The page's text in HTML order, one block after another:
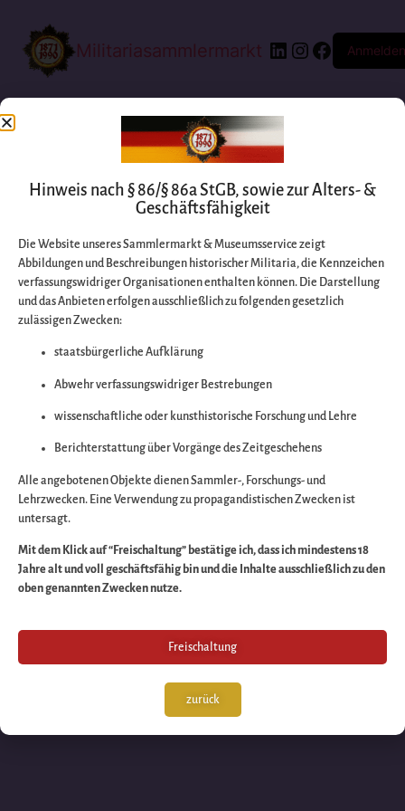
Militariasammlermarkt Anmelden
Entschuldigen Sie
bitte die
Wir arbeiten an
großartigen Sache
schauen Sie bald
wieder vorbei!
Hinweis nach § 86/§ 86a StGB, sowie zur Alters- &
Geschäftsfähigkeit
Die Website unseres Sammlermarkt & Museumsservice zeigt
Abbildungen und Beschreibungen historischer Militaria, die Kennzeichen
verfassungswidriger Organisationen enthalten können. Die Darstellung
und das Anbieten erfolgen ausschließlich zu folgenden gesetzlich
zulässigen Zwecken:
staatsbürgerliche Aufklärung
Abwehr verfassungswidriger Bestrebungen
wissenschaftliche oder kunsthistorische Forschung und Lehre
Berichterstattung über Vorgänge des Zeitgeschehens
Alle angebotenen Objekte dienen Sammler-, Forschungs- und
Lehrzwecken. Eine Verwendung zu propagandistischen Zwecken ist
untersagt.
Mit dem Klick auf “Freischaltung” bestätige ich, dass ich mindestens 18
Jahre alt und voll geschäftsfähig bin und die Inhalte ausschließlich zu den
oben genannten Zwecken nutze.
Freischaltung
zurück